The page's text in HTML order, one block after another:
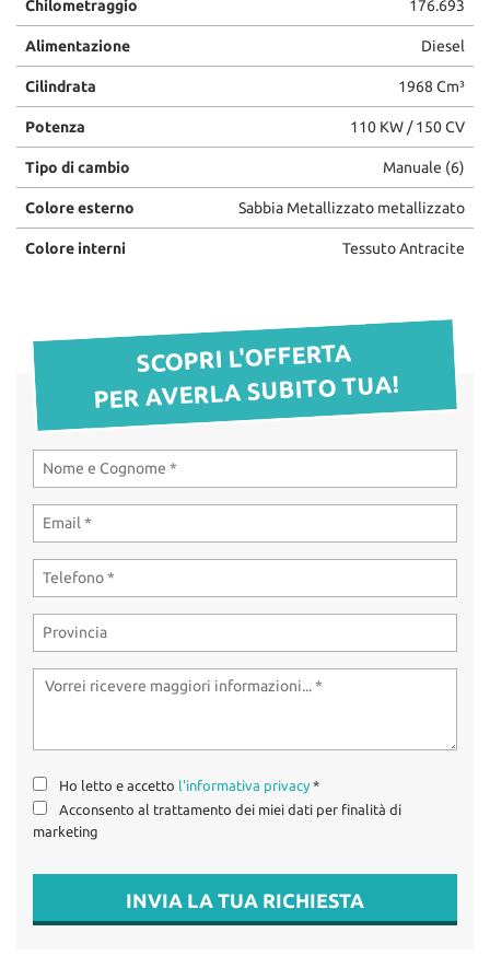
OFFICINA
RICAMBI
CHI SIAMO
LA VOCE DEI CLIENTI
HOME
OFFERTE OPEL
USATO / KM0 /
AZIENDALI
OFFICINA
Chilometraggio 176.693
Alimentazione Diesel
Cilindrata 1968 Cm³
Potenza 110 KW / 150 CV
Tipo di cambio Manuale (6)
Colore esterno Sabbia Metallizzato metallizzato
Colore interni Tessuto Antracite
SCOPRI L'OFFERTA
PER AVERLA SUBITO TUA!
Ho letto e accetto l'informativa privacy *
Acconsento al trattamento dei miei dati per finalità di
marketing
INVIA LA TUA RICHIESTA
strumenti
di
tracciamento
si
rimanda
alla
cookie
Puoi
rivedere
scelte
in
qualsiasi
momento.
Cookie necessari
Cookie delle preferenze
Cookie di marketing
cookie